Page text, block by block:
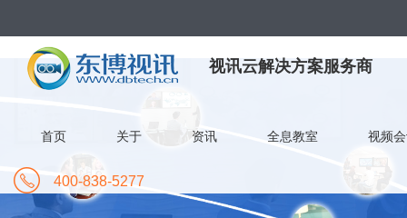
视讯云解决方案服务商
首页 关于 资讯 全息教室 视频
400-838-5277